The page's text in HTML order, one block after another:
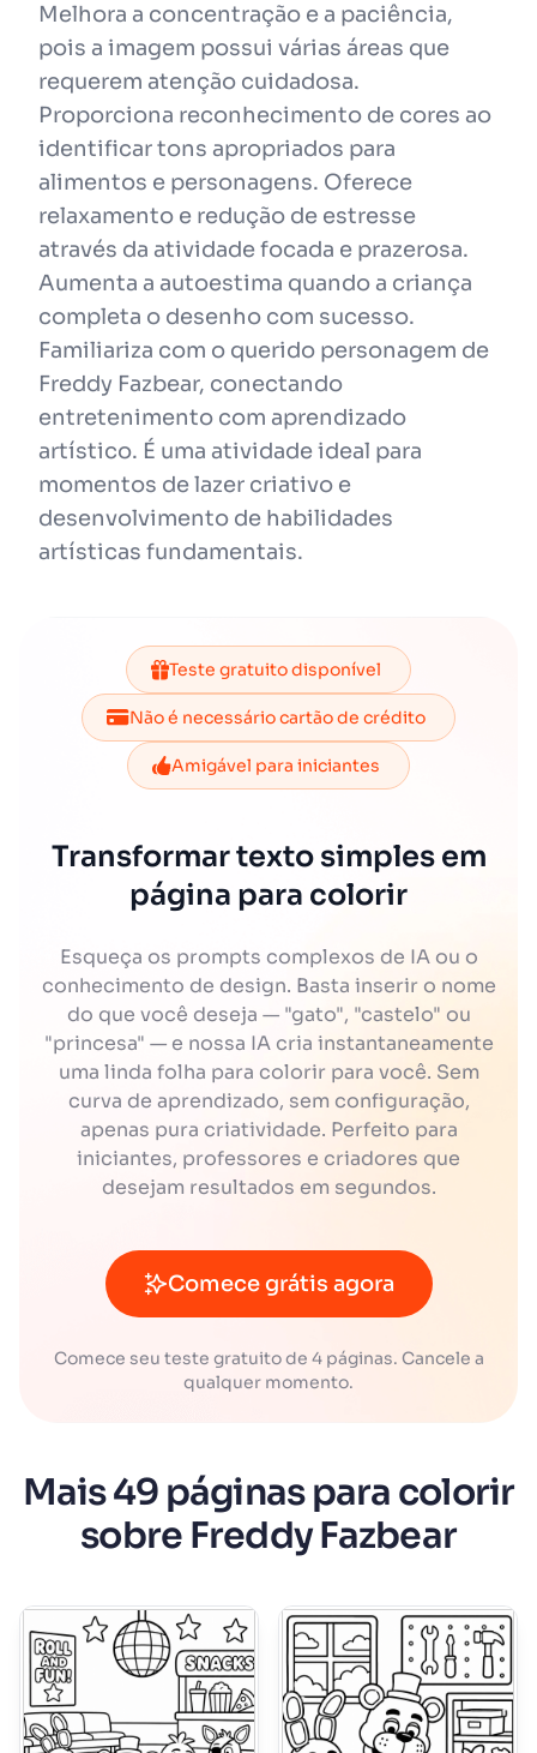
Melhora a concentração e a paciência,
pois a imagem possui várias áreas que
requerem atenção cuidadosa.
Proporciona reconhecimento de cores ao
identificar tons apropriados para
alimentos e personagens. Oferece
relaxamento e redução de estresse
através da atividade focada e prazerosa.
Aumenta a autoestima quando a criança
completa o desenho com sucesso.
Familiariza com o querido personagem de
Freddy Fazbear, conectando
entretenimento com aprendizado
artístico. É uma atividade ideal para
momentos de lazer criativo e
desenvolvimento de habilidades
artísticas fundamentais.
Teste gratuito disponível
Não é necessário cartão de crédito
Amigável para iniciantes
Transformar texto simples em
página para colorir
Esqueça os prompts complexos de IA ou o
conhecimento de design. Basta inserir o nome
do que você deseja — "gato", "castelo" ou
"princesa" — e nossa IA cria instantaneamente
uma linda folha para colorir para você. Sem
curva de aprendizado, sem configuração,
apenas pura criatividade. Perfeito para
iniciantes, professores e criadores que
desejam resultados em segundos.
Comece grátis agora
Comece seu teste gratuito de 4 páginas. Cancele a
qualquer momento.
Mais 49 páginas para colorir
sobre Freddy Fazbear